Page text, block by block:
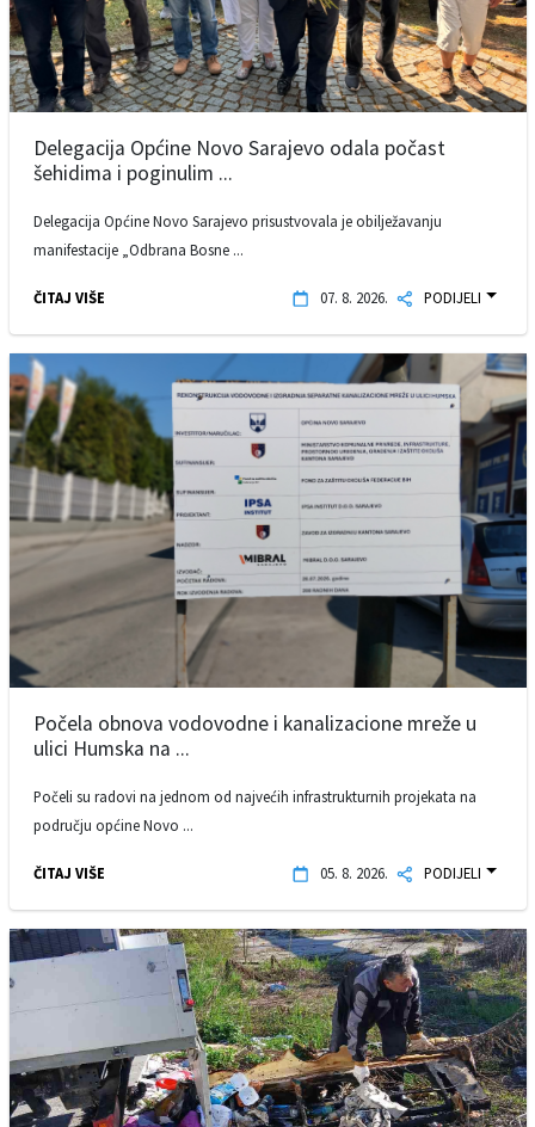
Delegacija Općine Novo Sarajevo odala počast
šehidima i poginulim ...
Delegacija Općine Novo Sarajevo prisustvovala je obilježavanju
manifestacije „Odbrana Bosne ...
ČITAJ VIŠE 07. 8. 2026. PODIJELI
Počela obnova vodovodne i kanalizacione mreže u
ulici Humska na ...
Počeli su radovi na jednom od najvećih infrastrukturnih projekata na
području općine Novo ...
ČITAJ VIŠE 05. 8. 2026. PODIJELI